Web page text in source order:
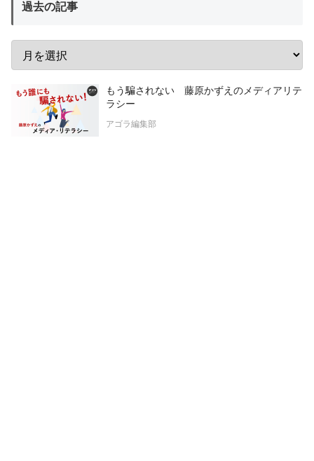
過去の記事
もう騙されない 藤原かずえのメディアリテ
ラシー
アゴラ編集部